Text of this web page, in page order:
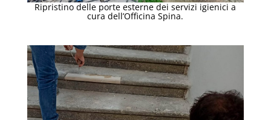
Ripristino delle porte esterne dei servizi igienici a
cura dell’Officina Spina.